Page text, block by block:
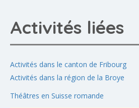
Activités liées
Activités dans le canton de Fribourg
Activités dans la région de la Broye
Théâtres en Suisse romande